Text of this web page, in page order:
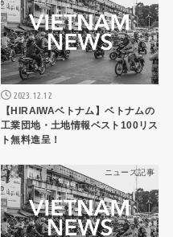
2023.12.12
【HIRAIWAベトナム】ベトナムの
工業団地・土地情報ベスト100リス
ト無料進呈！
ニュース記事